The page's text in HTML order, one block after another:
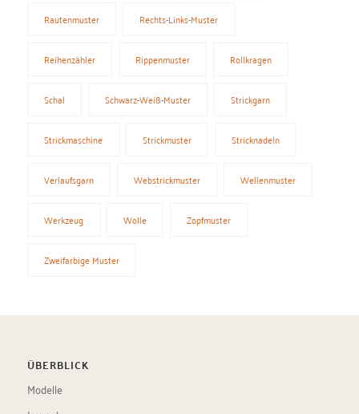
Rautenmuster Rechts-Links-Muster
Reihenzähler Rippenmuster Rollkragen
Schal Schwarz-Weiß-Muster Strickgarn
Strickmaschine Strickmuster Stricknadeln
Verlaufsgarn Webstrickmuster Wellenmuster
Werkzeug Wolle Zopfmuster
Zweifarbige Muster
ÜBERBLICK
Modelle